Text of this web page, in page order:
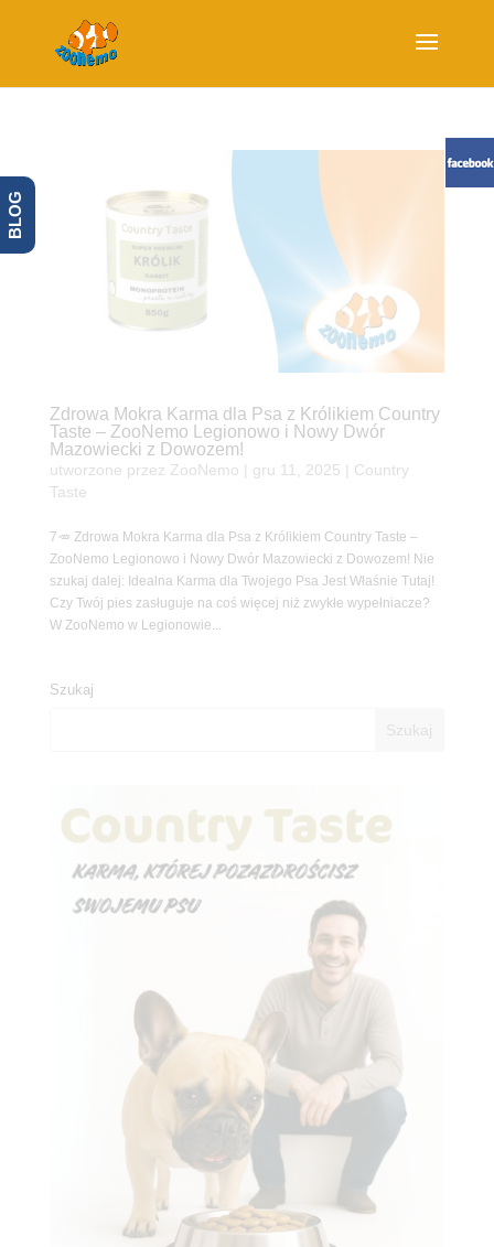
Zdrowa Mokra Karma dla Psa z Królikiem Country
Taste – ZooNemo Legionowo i Nowy Dwór
Mazowiecki z Dowozem!
utworzone przez ZooNemo gru 11, 2025
Country
Taste
7🥕 Zdrowa Mokra Karma dla Psa z Królikiem Country Taste –
ZooNemo Legionowo i Nowy Dwór Mazowiecki z Dowozem! Nie
szukaj dalej: Idealna Karma dla Twojego Psa Jest Właśnie Tutaj!
Czy Twój pies zasługuje na coś więcej niż zwykłe wypełniacze?
W ZooNemo w Legionowie...
Szukaj
BLOG